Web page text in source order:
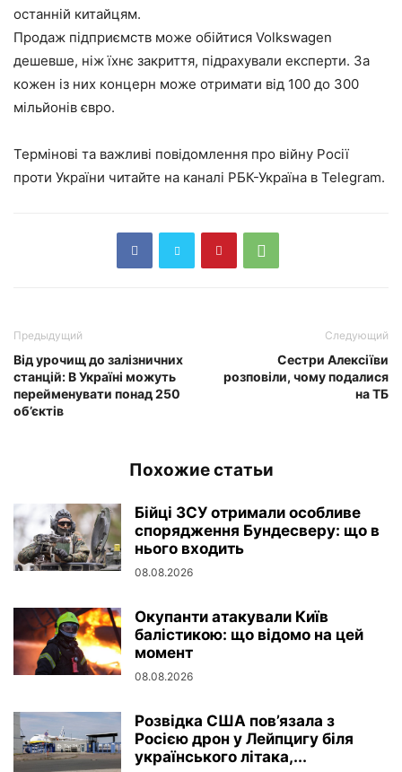
останній китайцям.
Продаж підприємств може обійтися Volkswagen
дешевше, ніж їхнє закриття, підрахували експерти. За
кожен із них концерн може отримати від 100 до 300
мільйонів євро.
Термінові та важливі повідомлення про війну Росії
проти України читайте на каналі РБК-Україна в Telegram.
Предыдущий
Від урочищ до залізничних
станцій: В Україні можуть
перейменувати понад 250
об’єктів
Следующий
Сестри Алексіїви
розповіли, чому подалися
на ТБ
Похожие статьи
Бійці ЗСУ отримали особливе
спорядження Бундесверу: що в
нього входить
08.08.2026
Окупанти атакували Київ
балістикою: що відомо на цей
момент
08.08.2026
Розвідка США пов’язала з
Росією дрон у Лейпцигу біля
українського літака,...